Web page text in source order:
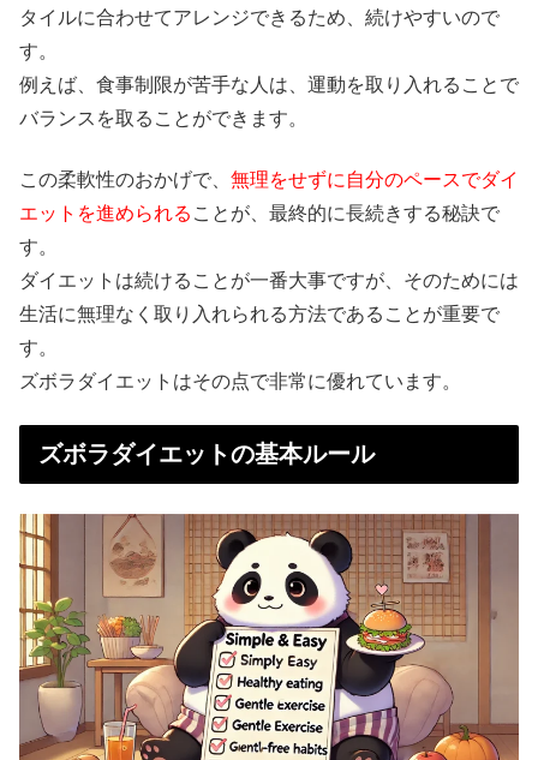
タイルに合わせてアレンジできるため、続けやすいので
す。
例えば、食事制限が苦手な人は、運動を取り入れることで
バランスを取ることができます。
この柔軟性のおかげで、 無理をせずに自分のペースでダイ
エットを進められる ことが、最終的に長続きする秘訣で
す。
ダイエットは続けることが一番大事ですが、そのためには
生活に無理なく取り入れられる方法であることが重要で
す。
ズボラダイエットはその点で非常に優れています。
ズボラダイエットの基本ルール